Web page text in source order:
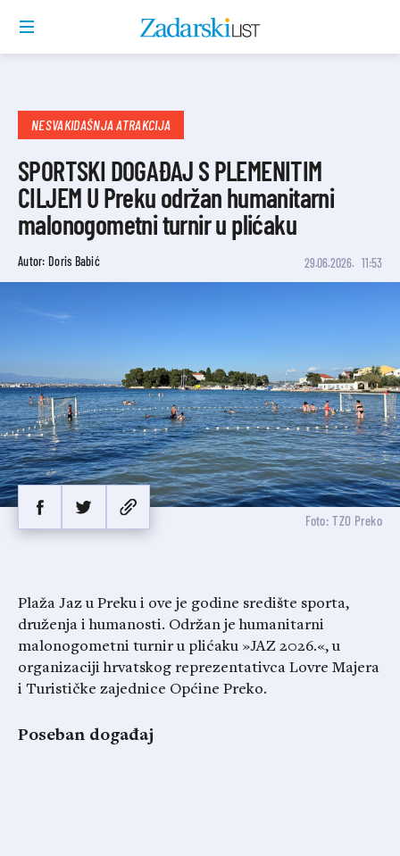
NESVAKIDAŠNJA ATRAKCIJA
SPORTSKI DOGAĐAJ S PLEMENITIM
CILJEM U Preku održan humanitarni
malonogometni turnir u plićaku
Autor: Doris Babić 29.06.2026. 11:53
Foto: TZO Preko
Plaža Jaz u Preku i ove je godine središte sporta,
druženja i humanosti. Održan je humanitarni
malonogometni turnir u plićaku »JAZ 2026.«, u
organizaciji hrvatskog reprezentativca Lovre Majera
i Turističke zajednice Općine Preko.
Poseban događaj